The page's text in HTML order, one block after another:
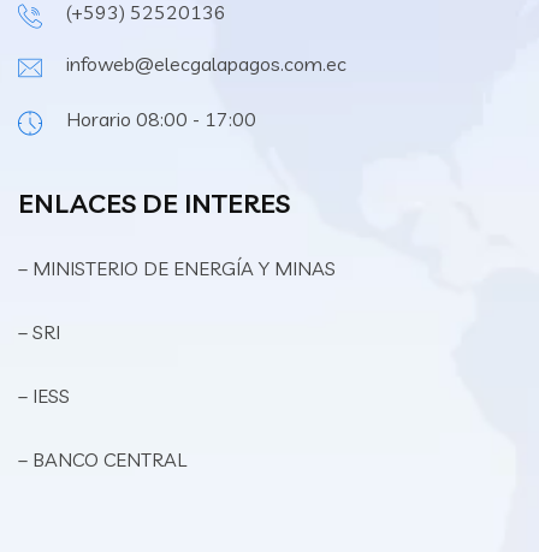
(+593) 52520136
infoweb@elecgalapagos.com.ec
Horario 08:00 - 17:00
ENLACES DE INTERES
– MINISTERIO DE ENERGÍA Y MINAS
– SRI
– IESS
– BANCO CENTRAL